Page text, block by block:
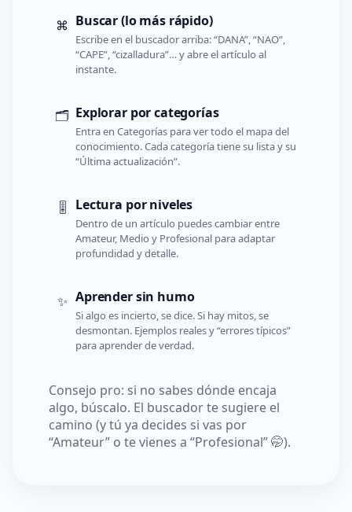
⌘ Buscar (lo más rápido)
Escribe en el buscador arriba: “DANA”, “NAO”,
“CAPE”, “cizalladura”… y abre el artículo al
instante.
🗂️ Explorar por categorías
Entra en Categorías para ver todo el mapa del
conocimiento. Cada categoría tiene su lista y su
“Última actualización”.
🎚️ Lectura por niveles
Dentro de un artículo puedes cambiar entre
Amateur, Medio y Profesional para adaptar
profundidad y detalle.
✨ Aprender sin humo
Si algo es incierto, se dice. Si hay mitos, se
desmontan. Ejemplos reales y “errores típicos”
para aprender de verdad.
Consejo pro: si no sabes dónde encaja
algo, búscalo. El buscador te sugiere el
camino (y tú ya decides si vas por
“Amateur” o te vienes a “Profesional” 🤭).